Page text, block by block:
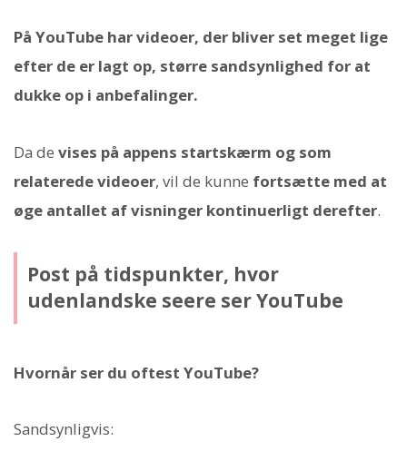
På YouTube har videoer, der bliver set meget lige
efter de er lagt op, større sandsynlighed for at
dukke op i anbefalinger.
Da de vises på appens startskærm og som
relaterede videoer, vil de kunne fortsætte med at
øge antallet af visninger kontinuerligt derefter.
Post på tidspunkter, hvor
udenlandske seere ser YouTube
Hvornår ser du oftest YouTube?
Sandsynligvis: